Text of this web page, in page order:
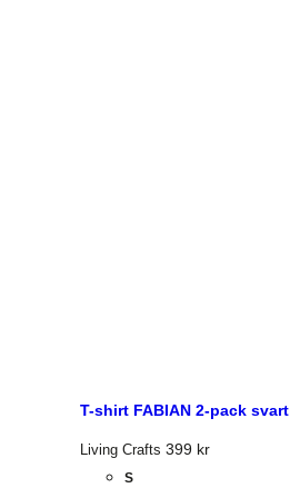
T-shirt FABIAN 2-pack svart
Living Crafts 399 kr
S